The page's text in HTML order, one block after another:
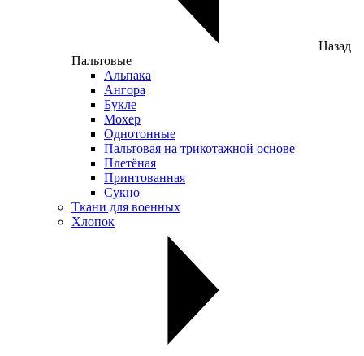
Назад
Пальтовые
Альпака
Ангора
Букле
Мохер
Однотонные
Пальтовая на трикотажной основе
Плетёная
Принтованная
Сукно
Ткани для военных
Хлопок